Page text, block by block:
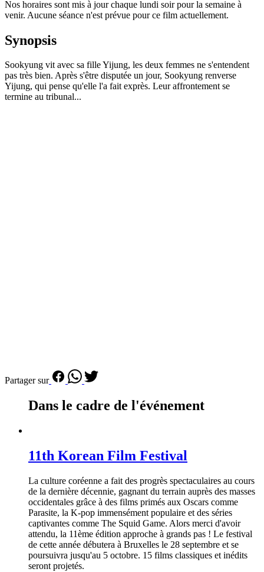
Nos horaires sont mis à jour chaque lundi soir pour la semaine à
venir. Aucune séance n'est prévue pour ce film actuellement.
Synopsis
Sookyung vit avec sa fille Yijung, les deux femmes ne s'entendent
pas très bien. Après s'être disputée un jour, Sookyung renverse
Yijung, qui pense qu'elle l'a fait exprès. Leur affrontement se
termine au tribunal...
Partager sur
Dans le cadre de l'événement
11th Korean Film Festival
La culture coréenne a fait des progrès spectaculaires au cours
de la dernière décennie, gagnant du terrain auprès des masses
occidentales grâce à des films primés aux Oscars comme
Parasite, la K-pop immensément populaire et des séries
captivantes comme The Squid Game. Alors merci d'avoir
attendu, la 11ème édition approche à grands pas ! Le festival
de cette année débutera à Bruxelles le 28 septembre et se
poursuivra jusqu'au 5 octobre. 15 films classiques et inédits
seront projetés.